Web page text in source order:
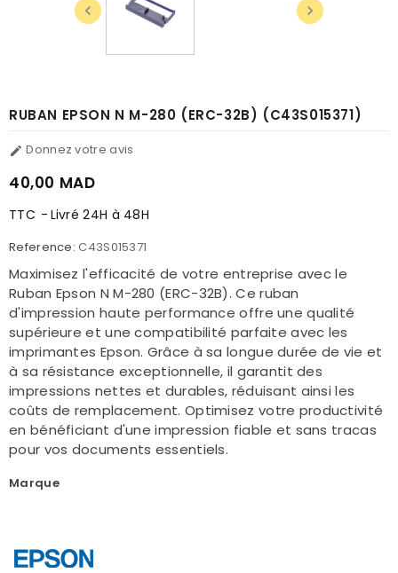
 
RUBAN EPSON N M-280 (ERC-32B) (C43S015371)
 Donnez votre avis
40,00 MAD
TTC Livré 24H à 48H
Reference: C43S015371
Maximisez l'efficacité de votre entreprise avec le
Ruban Epson N M-280 (ERC-32B). Ce ruban
d'impression haute performance offre une qualité
supérieure et une compatibilité parfaite avec les
imprimantes Epson. Grâce à sa longue durée de vie et
à sa résistance exceptionnelle, il garantit des
impressions nettes et durables, réduisant ainsi les
coûts de remplacement. Optimisez votre productivité
en bénéficiant d'une impression fiable et sans tracas
pour vos documents essentiels.
Marque